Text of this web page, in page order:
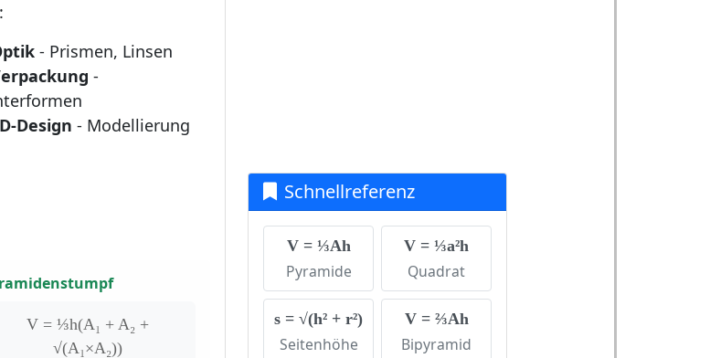
- Prismen, Linsen
-
Design - Modellierung
V = ⅓h(A₁ + A₂ +
√(A₁×A₂))
Schnellreferenz
V = ⅓Ah
Pyramide
V = ⅓a²h
Quadrat
s = √(h² + r²)
Seitenhöhe
V = ⅔Ah
Bipyramid